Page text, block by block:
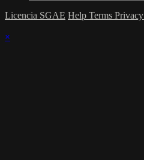
Licencia SGAE Help Terms Privacy
×